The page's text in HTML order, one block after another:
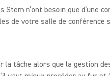
n’ont besoin que d’une
de votre salle de conférence
la tâche alors que la gestion